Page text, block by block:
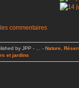
commentaires
by JPP - - Nature
et jardins